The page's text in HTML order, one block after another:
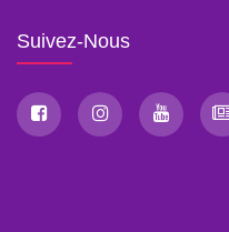
Suivez-Nous